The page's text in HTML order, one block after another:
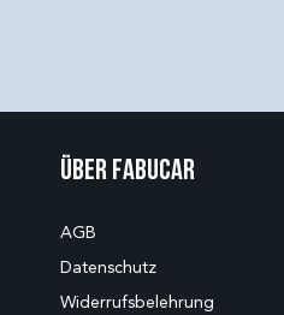
Über Fabucar
AGB
Datenschutz
Widerrufsbelehrung